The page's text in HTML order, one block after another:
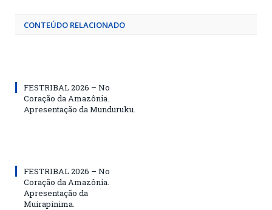
CONTEÚDO RELACIONADO
FESTRIBAL 2026 – No
Coração da Amazônia.
Apresentação da Munduruku.
FESTRIBAL 2026 – No
Coração da Amazônia.
Apresentação da
Muirapinima.